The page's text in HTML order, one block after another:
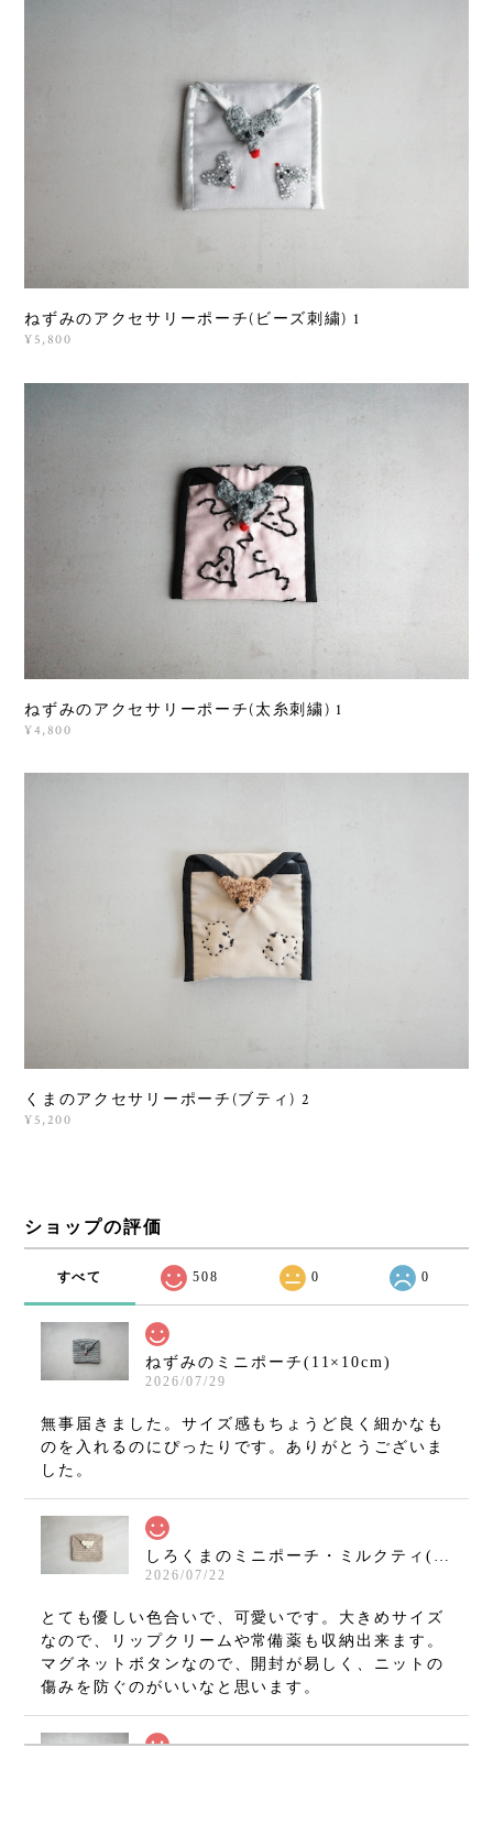
ねずみのアクセサリーポーチ(ビーズ刺繍) 1
¥5,800
ねずみのアクセサリーポーチ(太糸刺繍) 1
¥4,800
くまのアクセサリーポーチ(ブティ) 2
¥5,200
ショップの評価
すべて 508 0 0
ねずみのミニポーチ(11×10cm)
2026/07/29
無事届きました。サイズ感もちょうど良く細かなも
のを入れるのにぴったりです。ありがとうございま
した。
2026/07/22
とても優しい色合いで、可愛いです。大きめサイズ
なので、リップクリームや常備薬も収納出来ます。
マグネットボタンなので、開封が易しく、ニットの
傷みを防ぐのがいいなと思います。